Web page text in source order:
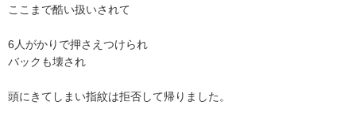
ここまで酷い扱いされて
6人がかりで押さえつけられ
バックも壊され
頭にきてしまい指紋は拒否して帰りました。